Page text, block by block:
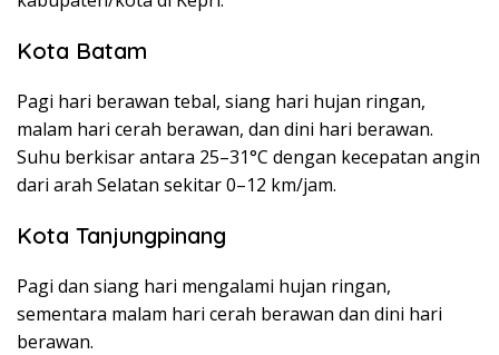
Kota Batam
Pagi hari berawan tebal, siang hari hujan ringan,
malam hari cerah berawan, dan dini hari berawan.
Suhu berkisar antara 25–31°C dengan kecepatan angin
dari arah Selatan sekitar 0–12 km/jam.
Kota Tanjungpinang
Pagi dan siang hari mengalami hujan ringan,
sementara malam hari cerah berawan dan dini hari
berawan.